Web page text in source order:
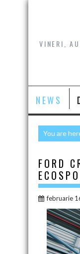
Skip
VINERI,
NEWS
You are
FORD
februarie